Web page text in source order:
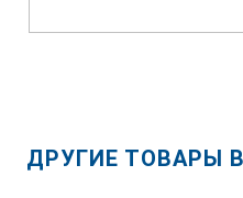
ДРУГИЕ ТОВАРЫ